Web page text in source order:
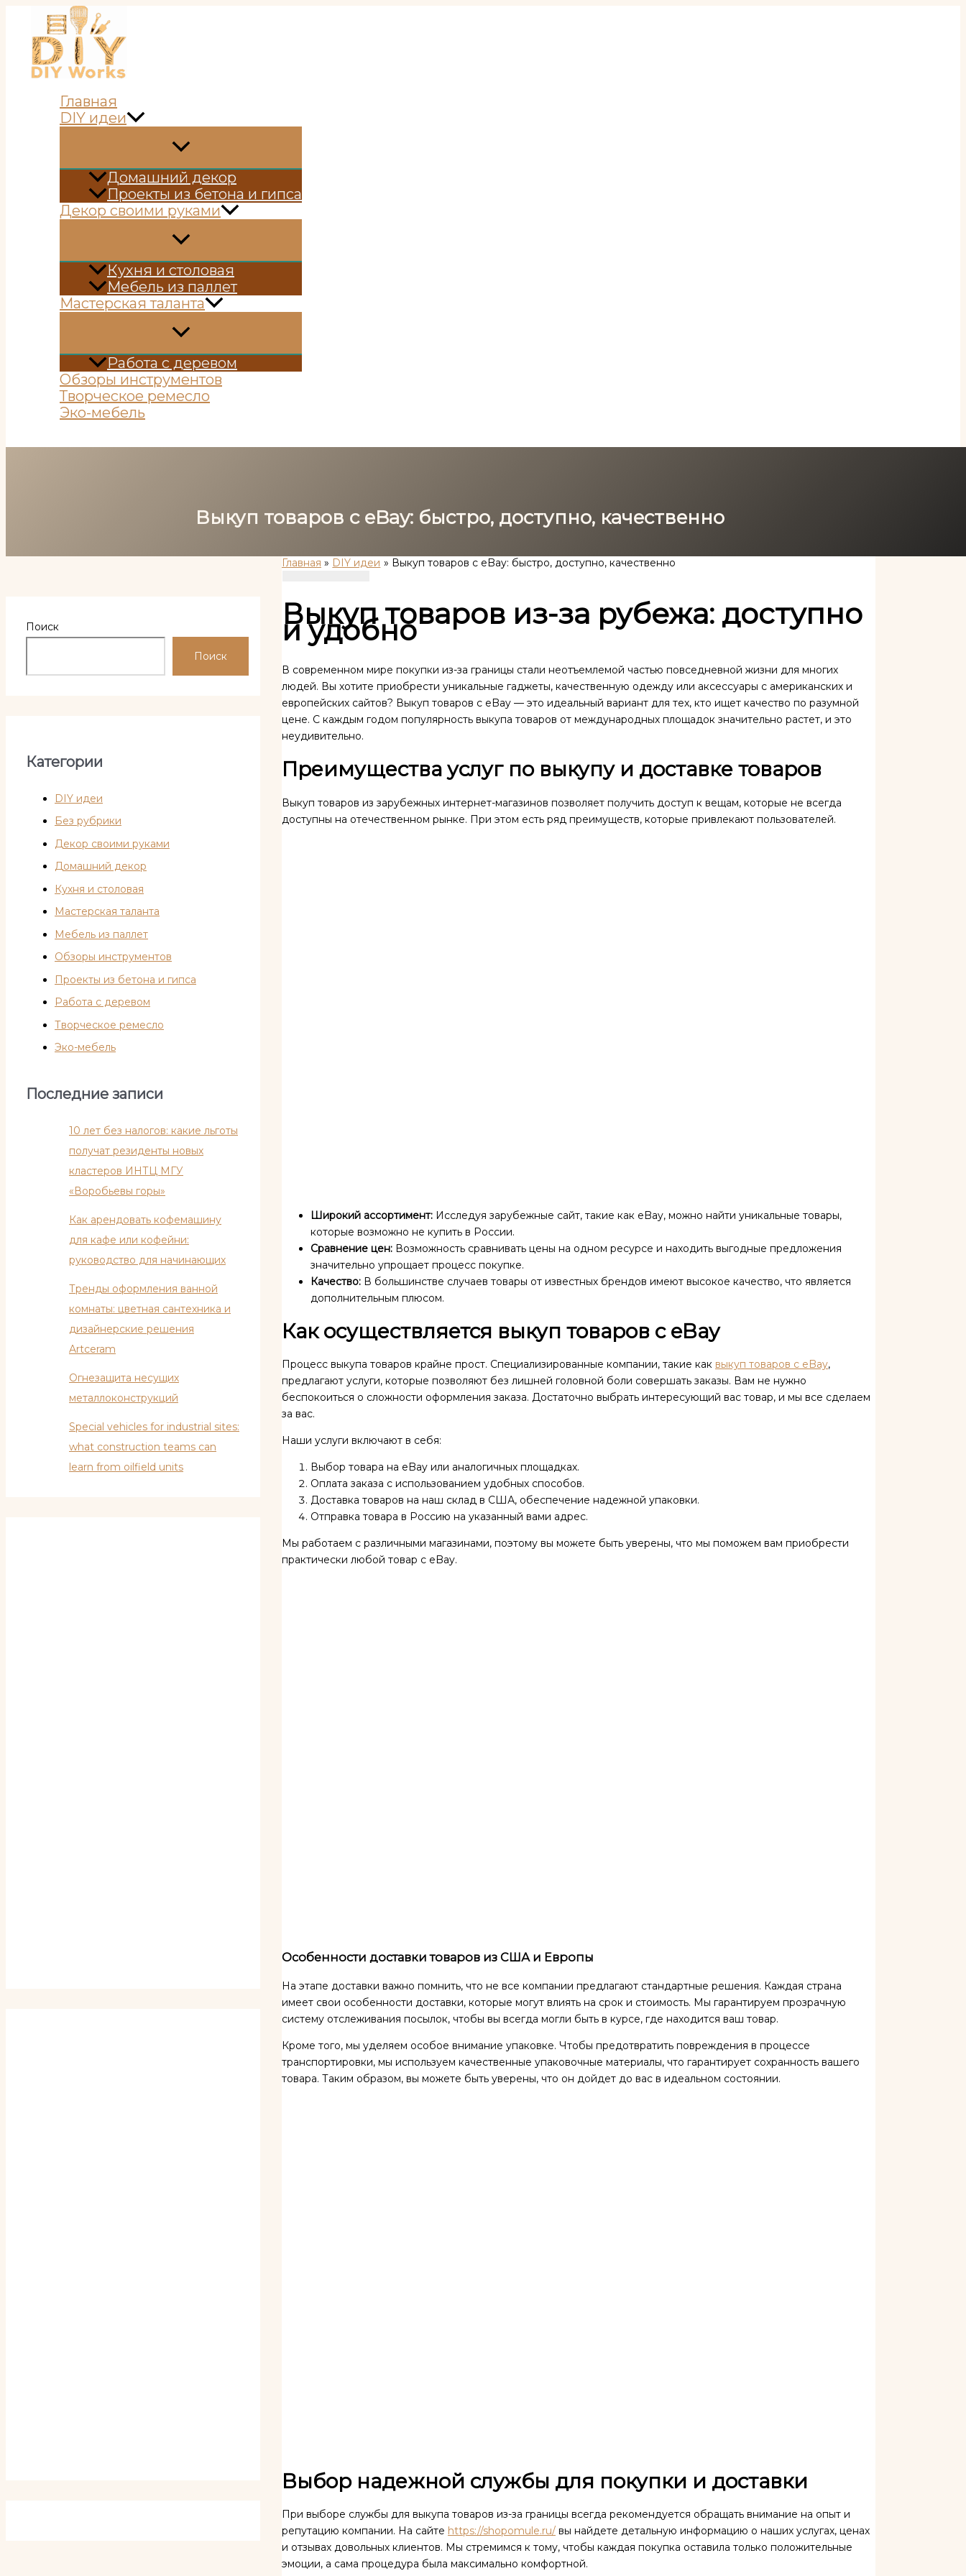
Перейти
содержимому
Главная
DIY идеи
Домашний декор
Проекты из бетона и гипса
Декор своими руками
Кухня и столовая
Мебель из паллет
Мастерская таланта
Работа с деревом
Обзоры инструментов
Творческое ремесло
Эко-мебель
Выкуп товаров с eBay: быстро, доступно, качественно
Поиск
Поиск
Категории
DIY идеи
Без рубрики
Декор своими руками
Домашний декор
Кухня и столовая
Мастерская таланта
Мебель из паллет
Обзоры инструментов
Проекты из бетона и гипса
Работа с деревом
Творческое ремесло
Эко-мебель
Последние записи
10 лет без налогов: какие льготы
получат резиденты новых
кластеров ИНТЦ МГУ
«Воробьевы горы»
Как арендовать кофемашину
для кафе или кофейни:
руководство для начинающих
Тренды оформления ванной
комнаты: цветная сантехника и
дизайнерские решения
Artceram
Огнезащита несущих
металлоконструкций
Special vehicles for industrial sites:
what construction teams can
learn from oilfield units
Главная DIY идеи Выкуп товаров с eBay: быстро, доступно, качественно
Выкуп товаров из-за рубежа: доступно
и удобно
В современном мире покупки из-за границы стали неотъемлемой частью повседневной жизни для многих
людей. Вы хотите приобрести уникальные гаджеты, качественную одежду или аксессуары с американских и
европейских сайтов? Выкуп товаров с eBay — это идеальный вариант для тех, кто ищет качество по разумной
цене. С каждым годом популярность выкупа товаров от международных площадок значительно растет, и это
неудивительно.
Преимущества услуг по выкупу и доставке товаров
Выкуп товаров из зарубежных интернет-магазинов позволяет получить доступ к вещам, которые не всегда
доступны на отечественном рынке. При этом есть ряд преимуществ, которые привлекают пользователей.
Широкий ассортимент: Исследуя зарубежные сайт, такие как eBay, можно найти уникальные товары,
которые возможно не купить в России.
Сравнение цен: Возможность сравнивать цены на одном ресурсе и находить выгодные предложения
значительно упрощает процесс покупке.
Качество: В большинстве случаев товары от известных брендов имеют высокое качество, что является
дополнительным плюсом.
Как осуществляется выкуп товаров с eBay
Процесс выкупа товаров крайне прост. Специализированные компании, такие как выкуп товаров с eBay,
предлагают услуги, которые позволяют без лишней головной боли совершать заказы. Вам не нужно
беспокоиться о сложности оформления заказа. Достаточно выбрать интересующий вас товар, и мы все сделаем
за вас.
Наши услуги включают в себя:
Выбор товара на eBay или аналогичных площадках.
Оплата заказа с использованием удобных способов.
Доставка товаров на наш склад в США, обеспечение надежной упаковки.
Отправка товара в Россию на указанный вами адрес.
Мы работаем с различными магазинами, поэтому вы можете быть уверены, что мы поможем вам приобрести
практически любой товар с eBay.
Особенности доставки товаров из США и Европы
На этапе доставки важно помнить, что не все компании предлагают стандартные решения. Каждая страна
имеет свои особенности доставки, которые могут влиять на срок и стоимость. Мы гарантируем прозрачную
систему отслеживания посылок, чтобы вы всегда могли быть в курсе, где находится ваш товар.
Кроме того, мы уделяем особое внимание упаковке. Чтобы предотвратить повреждения в процессе
транспортировки, мы используем качественные упаковочные материалы, что гарантирует сохранность вашего
товара. Таким образом, вы можете быть уверены, что он дойдет до вас в идеальном состоянии.
Выбор надежной службы для покупки и доставки
При выборе службы для выкупа товаров из-за границы всегда рекомендуется обращать внимание на опыт и
репутацию компании. На сайте https://shopomule.ru/ вы найдете детальную информацию о наших услугах, ценах
и отзывах довольных клиентов. Мы стремимся к тому, чтобы каждая покупка оставила только положительные
эмоции, а сама процедура была максимально комфортной.